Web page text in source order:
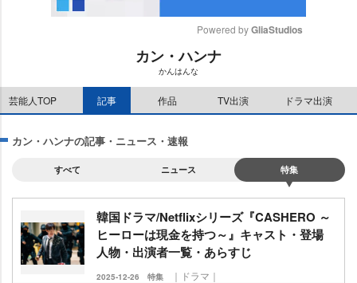
Powered by GliaStudios
カン・ハンナ
かんはんな
芸能人TOP 記事 作品 TV出演 ドラマ出演
カン・ハンナの記事・ニュース・速報
すべて ニュース 特集
韓国ドラマ/Netflixシリーズ『CASHERO ～
ヒーローは現金を持つ～』キャスト・登場
人物・出演者一覧・あらすじ
2025-12-26 特集 ｜ドラマ｜